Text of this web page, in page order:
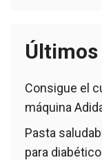
Consigue el
máquina
Pasta
para